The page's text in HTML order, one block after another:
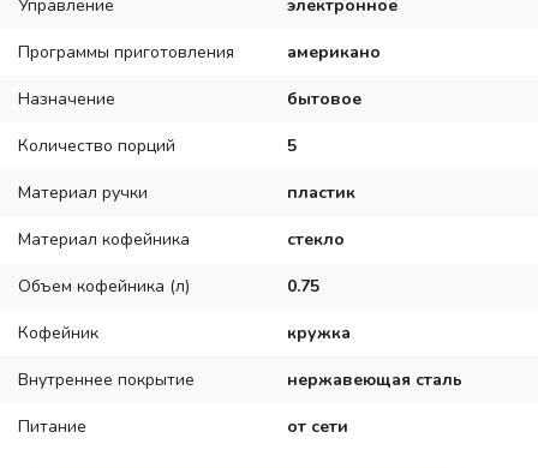
Управление электронное
Программы приготовления американо
Назначение бытовое
Количество порций 5
Материал ручки пластик
Материал кофейника стекло
Объем кофейника (л) 0.75
Кофейник кружка
Внутреннее покрытие нержавеющая сталь
Питание от сети